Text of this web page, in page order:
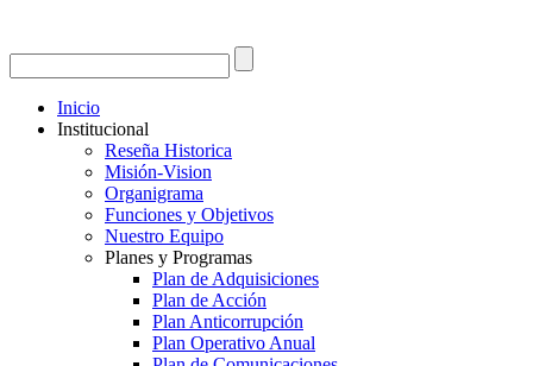
Inicio
Institucional
Reseña Historica
Misión-Vision
Organigrama
Funciones y Objetivos
Nuestro Equipo
Planes y Programas
Plan de Adquisiciones
Plan de Acción
Plan Anticorrupción
Plan Operativo Anual